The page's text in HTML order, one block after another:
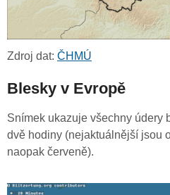
Zdroj dat: ČHMÚ
Blesky v Evropě
Snímek ukazuje všechny údery
dvě hodiny (nejaktuálnější jsou
naopak červeně).